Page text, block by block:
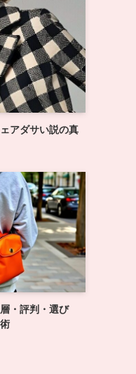
アダサい説の真
・評判・選び